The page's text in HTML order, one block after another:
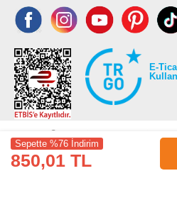
Sepette %76 İndirim
850,01 TL
E-
©2026 Tüm